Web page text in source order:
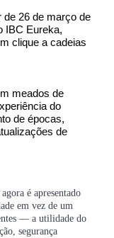
de 26 de março de
IBC Eureka,
clique a cadeias
meados de
do
de épocas,
de
é apresentado
em vez de um
— a utilidade do
segurança